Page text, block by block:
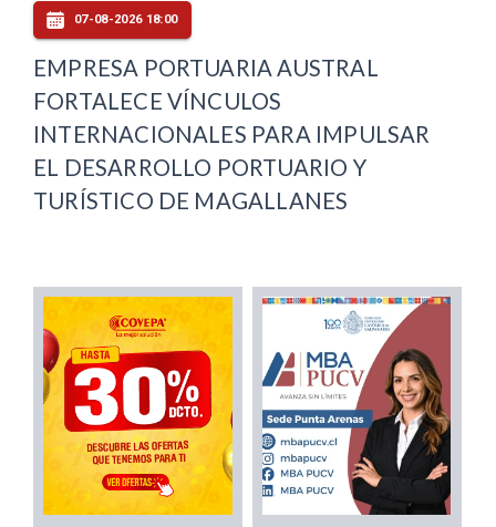
07-08-2026 18:00
EMPRESA PORTUARIA AUSTRAL
FORTALECE VÍNCULOS
INTERNACIONALES PARA IMPULSAR
EL DESARROLLO PORTUARIO Y
TURÍSTICO DE MAGALLANES